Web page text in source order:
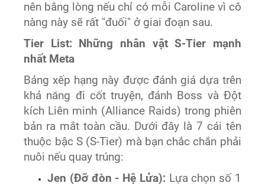
nên bằng lòng nếu chỉ có mỗi Caroline vì cô
nàng này sẽ rất "đuối" ở giai đoạn sau.
Tier List: Những nhân vật S-Tier mạnh
nhất Meta
Bảng xếp hạng này được đánh giá dựa trên
khả năng đi cốt truyện, đánh Boss và Đột
kích Liên minh (Alliance Raids) trong phiên
bản ra mắt toàn cầu. Dưới đây là 7 cái tên
thuộc bậc S (S-Tier) mà bạn chắc chắn phải
nuôi nếu quay trúng:
Jen (Đỡ đòn - Hệ Lửa): Lựa chọn số 1